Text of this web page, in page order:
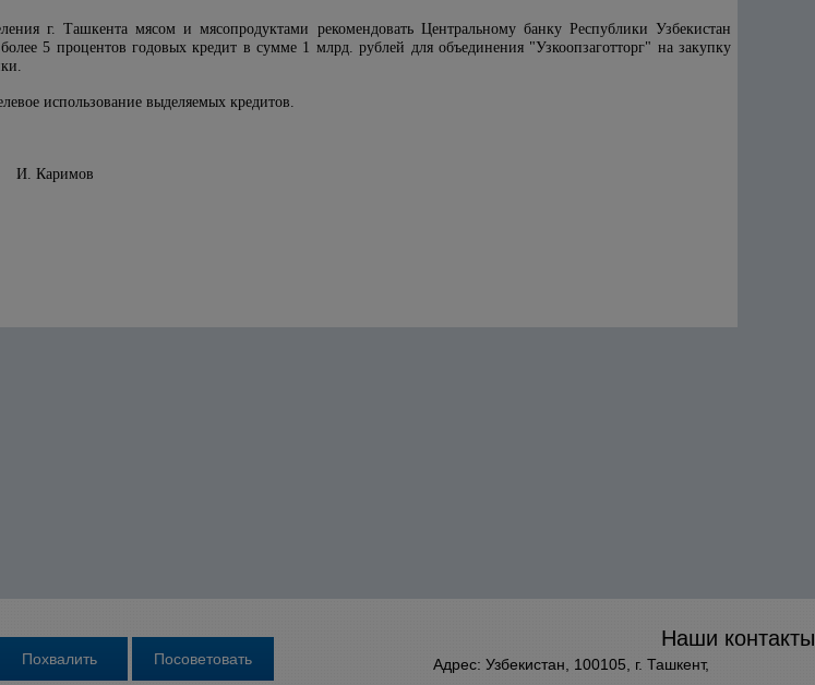
г. Ташкента мясом и мясопродуктами рекомендовать Центральному банку Республики Узбекистан
5 процентов годовых кредит в сумме 1 млрд. рублей для объединения "Узкоопзаготторг" на закупку
использование выделяемых кредитов.
Наши контакты
Адрес: Узбекистан, 100105, г. Ташкент,